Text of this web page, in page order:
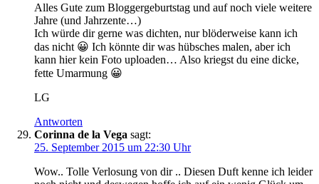
Alles Gute zum Bloggergeburtstag und auf noch viele weitere
Jahre (und Jahrzente…)
Ich würde dir gerne was dichten, nur blöderweise kann ich
das nicht 😀 Ich könnte dir was hübsches malen, aber ich
kann hier kein Foto uploaden… Also kriegst du eine dicke,
fette Umarmung 😀
LG
Antworten
Corinna de la Vega sagt:
25. September 2015 um 22:30 Uhr
Wow.. Tolle Verlosung von dir .. Diesen Duft kenne ich leider